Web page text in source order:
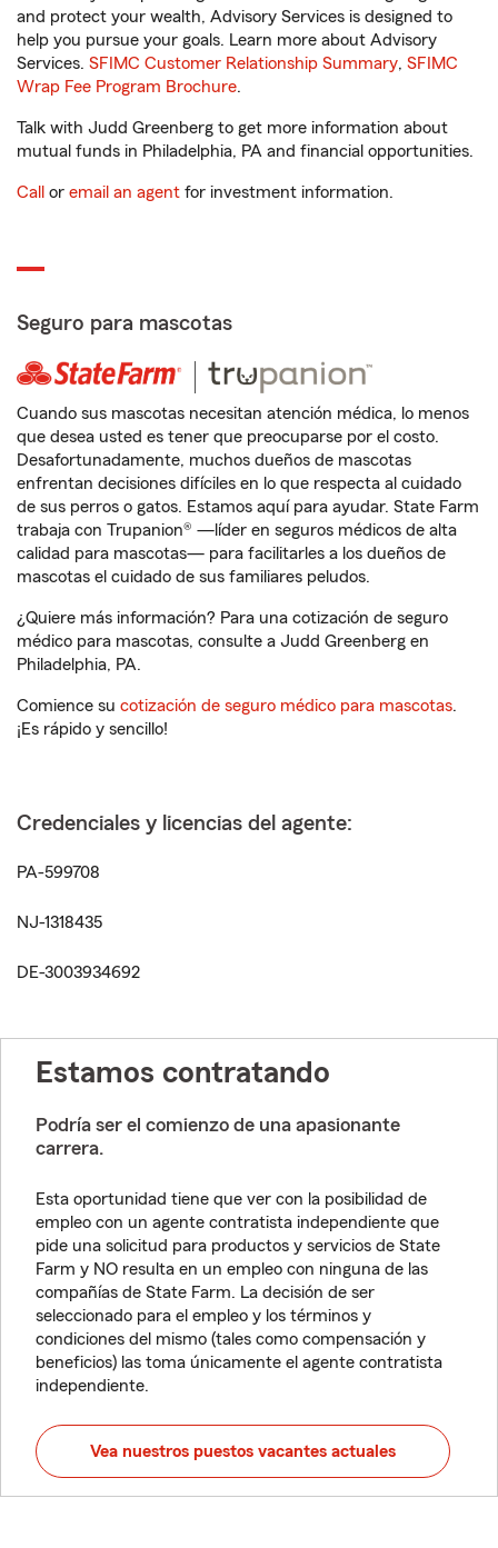
and protect your wealth, Advisory Services is designed to
help you pursue your goals. Learn more about Advisory
Services. SFIMC Customer Relationship Summary, SFIMC
Wrap Fee Program Brochure.
Talk with Judd Greenberg to get more information about
mutual funds in Philadelphia, PA and financial opportunities.
Call or email an agent for investment information.
Seguro para mascotas
Cuando sus mascotas necesitan atención médica, lo menos
que desea usted es tener que preocuparse por el costo.
Desafortunadamente, muchos dueños de mascotas
enfrentan decisiones difíciles en lo que respecta al cuidado
de sus perros o gatos. Estamos aquí para ayudar. State Farm
trabaja con Trupanion® —líder en seguros médicos de alta
calidad para mascotas— para facilitarles a los dueños de
mascotas el cuidado de sus familiares peludos.
¿Quiere más información? Para una cotización de seguro
médico para mascotas, consulte a Judd Greenberg en
Philadelphia, PA.
Comience su cotización de seguro médico para mascotas.
¡Es rápido y sencillo!
Credenciales y licencias del agente:
PA-599708
NJ-1318435
DE-3003934692
Estamos contratando
Podría ser el comienzo de una apasionante
carrera.
Esta oportunidad tiene que ver con la posibilidad de
empleo con un agente contratista independiente que
pide una solicitud para productos y servicios de State
Farm y NO resulta en un empleo con ninguna de las
compañías de State Farm. La decisión de ser
seleccionado para el empleo y los términos y
condiciones del mismo (tales como compensación y
beneficios) las toma únicamente el agente contratista
independiente.
Vea nuestros puestos vacantes actuales